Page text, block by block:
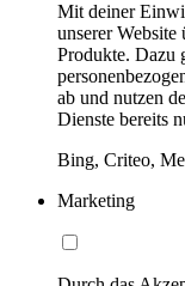
Mit deiner
unserer
Produkte. Dazu
ab und nutzen
Dienste bereits
Bing, Criteo,
Marketing